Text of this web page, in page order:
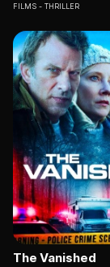
FILMS THRILLER
The Vanished